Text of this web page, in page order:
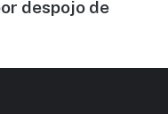
despojo de